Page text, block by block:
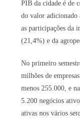
PIB da cidade é de
do valor adicionado
as participações da
(21,4%) e da
No primeiro
milhões de
menos 255.000, e
5.200 negócios
ativas nos vários